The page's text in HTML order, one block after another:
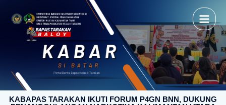
KABAPAS TARAKAN IKUTI FORUM P4GN BNN, DUKUNG